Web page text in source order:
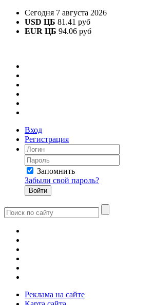
Сегодня 7 августа 2026
USD ЦБ 81.41 руб
EUR ЦБ 94.06 руб
Вход
Регистрация
Запомнить
Забыли свой пароль?
Реклама на сайте